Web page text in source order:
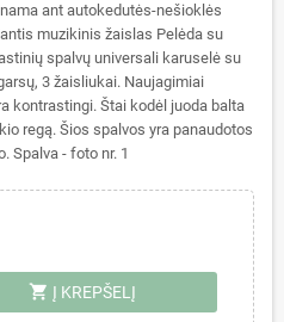
ant autokedutės-nešioklės
muzikinis žaislas Pelėda su
spalvų universali karuselė su
3 žaisliukai. Naujagimiai
kontrastingi. Štai kodėl juoda balta
regą. Šios spalvos yra panaudotos
Spalva - foto nr. 1
shopping_cart Į KREPŠELĮ